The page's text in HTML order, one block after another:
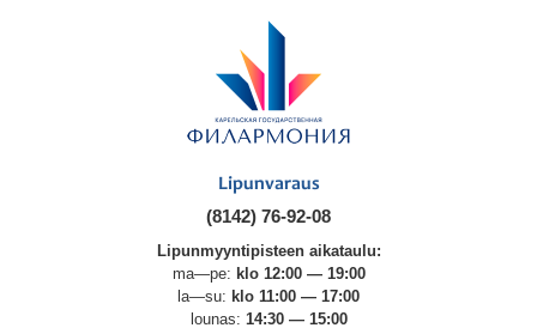
Lipunvaraus
(8142) 76-92-08
Lipunmyyntipisteen aikataulu:
ma—pe: klo 12:00 — 19:00
la—su: klo 11:00 — 17:00
lounas: 14:30 — 15:00